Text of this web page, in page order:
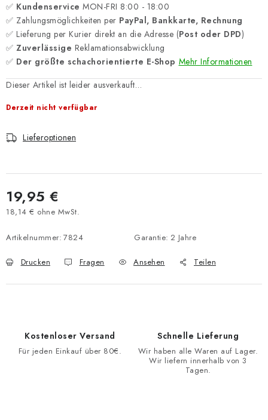
✅ Kundenservice MON-FRI 8:00 - 18:00
✅ Zahlungsmöglichkeiten per PayPal, Bankkarte, Rechnung
✅ Lieferung per Kurier direkt an die Adresse (Post oder DPD)
✅ Zuverlässige Reklamationsabwicklung
✅ Der größte schachorientierte E-Shop Mehr Informationen
Dieser Artikel ist leider ausverkauft…
Derzeit nicht verfügbar
Lieferoptionen
19,95 €
18,14 € ohne MwSt.
Artikelnummer: 7824 Garantie: 2 Jahre
Drucken Fragen Ansehen Teilen
Kostenloser Versand
Für jeden Einkauf über 80€.
Schnelle Lieferung
Wir haben alle Waren auf Lager.
Wir liefern innerhalb von 3
Tagen.